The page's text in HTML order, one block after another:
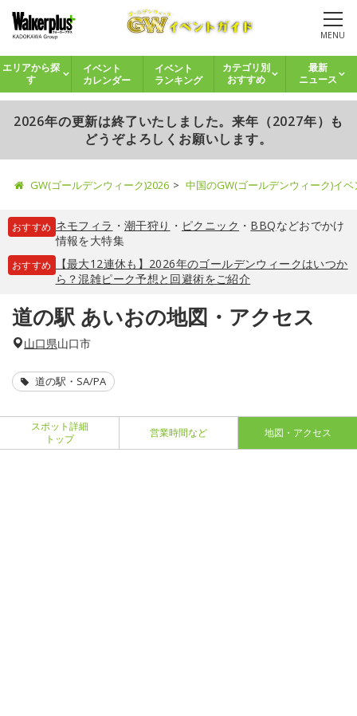
MENU
エリアから探
す
イベント
カレンダー
イベント
ランキング
カテゴリ別
おすすめ
最新
ニュース
2026年の更新は終了いたしました。来年（2027年）も
どうぞよろしくお願いします。
GW(ゴールデンウィーク)2026 中国のGW(ゴールデンウィーク)イ
おすすめ ネモフィラ ・ 潮干狩り ・ ピクニック ・ BBQなどおでかけ
情報を大特集
おすすめ
【最大12連休も】2026年のゴールデンウィークはいつか
ら？混雑ピーク予想と回避術をご紹介
道の駅 あいおの地図・アクセス
山口県山口市
道の駅・SA/PA
スポット詳細
トップ
営業時間など 地図・アクセス